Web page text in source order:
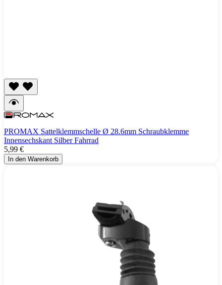
PROMAX Sattelklemmschelle Ø 28.6mm Schraubklemme
Innensechskant Silber Fahrrad
5,99 €
In den Warenkorb